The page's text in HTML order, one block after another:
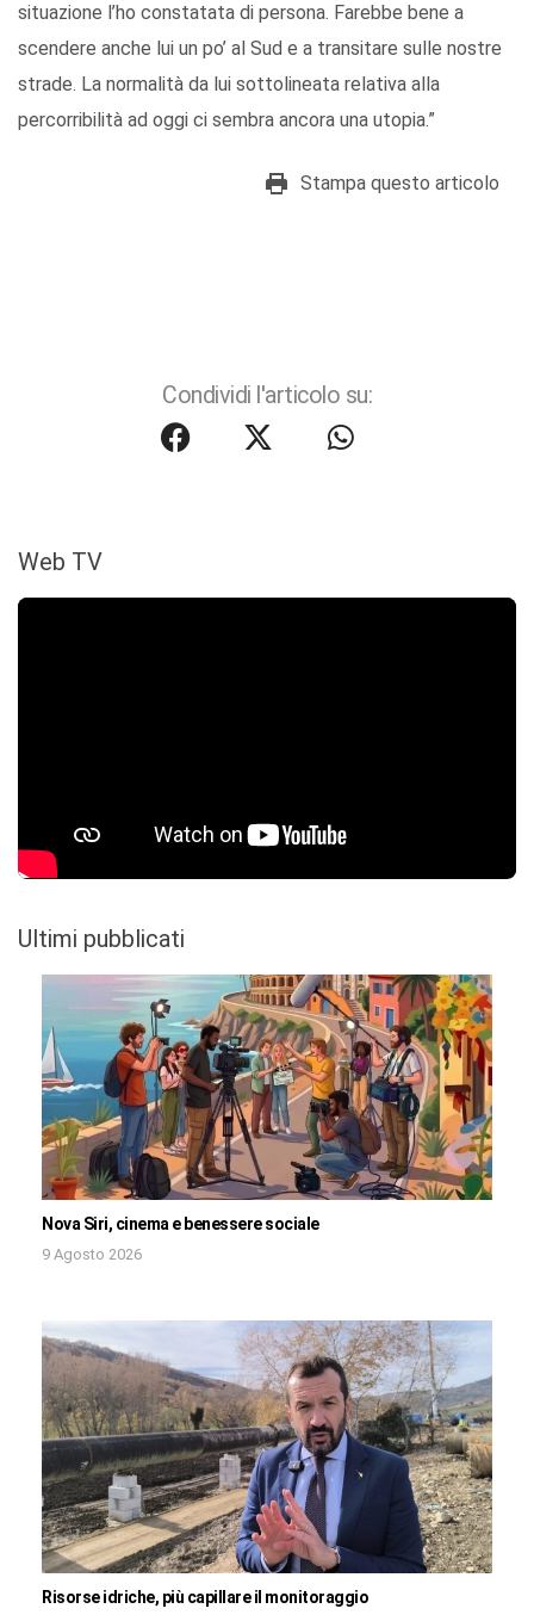
situazione l’ho constatata di persona. Farebbe bene a
scendere anche lui un po’ al Sud e a transitare sulle nostre
strade. La normalità da lui sottolineata relativa alla
percorribilità ad oggi ci sembra ancora una utopia.”
Stampa questo articolo
Condividi l'articolo su:
Web TV
Ultimi pubblicati
Nova Siri, cinema e benessere sociale
9 Agosto 2026
Risorse idriche, più capillare il monitoraggio